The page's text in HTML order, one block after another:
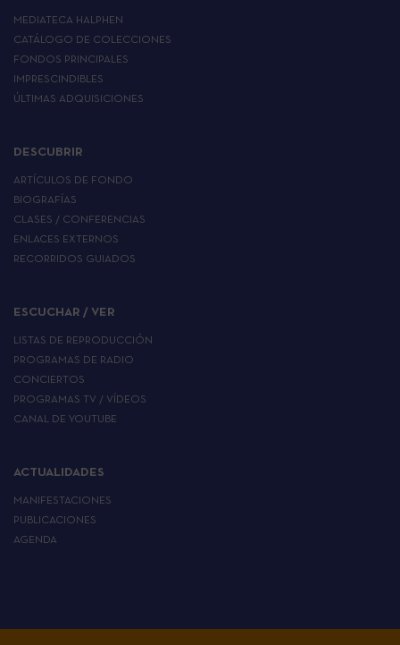
MEDIATECA HALPHEN
CATÁLOGO DE COLECCIONES
FONDOS PRINCIPALES
IMPRESCINDIBLES
ÚLTIMAS ADQUISICIONES
DESCUBRIR
ARTÍCULOS DE FONDO
BIOGRAFÍAS
CLASES / CONFERENCIAS
ENLACES EXTERNOS
RECORRIDOS GUIADOS
ESCUCHAR / VER
LISTAS DE REPRODUCCIÓN
PROGRAMAS DE RADIO
CONCIERTOS
PROGRAMAS TV / VÍDEOS
CANAL DE YOUTUBE
ACTUALIDADES
MANIFESTACIONES
PUBLICACIONES
AGENDA